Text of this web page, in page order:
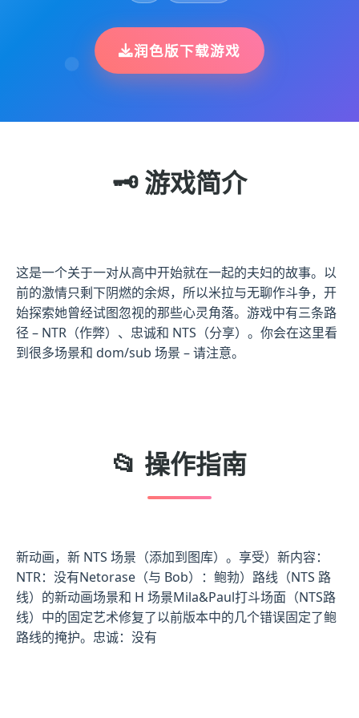
润色版下载游戏
🗝️ 游戏简介
这是一个关于一对从高中开始就在一起的夫妇的故事。以
前的激情只剩下阴燃的余烬，所以米拉与无聊作斗争，开
始探索她曾经试图忽视的那些心灵角落。游戏中有三条路
径 – NTR（作弊）、忠诚和 NTS（分享）。你会在这里看
到很多场景和 dom/sub 场景 – 请注意。
📂 操作指南
新动画，新 NTS 场景（添加到图库）。享受）新内容：
NTR：没有Netorase（与 Bob）：鲍勃）路线（NTS 路
线）的新动画场景和 H 场景Mila&Paul打斗场面（NTS路
线）中的固定艺术修复了以前版本中的几个错误固定了鲍
路线的掩护。忠诚：没有